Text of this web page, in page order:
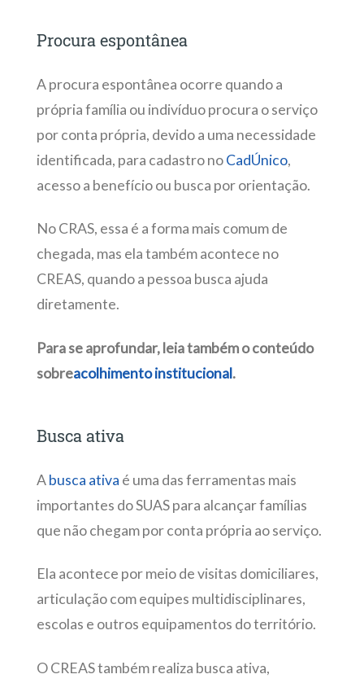
Procura espontânea
A procura espontânea ocorre quando a
própria família ou indivíduo procura o serviço
por conta própria, devido a uma necessidade
identificada, para cadastro noCadÚnico,
acesso a benefício ou busca por orientação.
No CRAS, essa é a forma mais comum de
chegada, mas ela também acontece no
CREAS, quando a pessoa busca ajuda
diretamente.
Para se aprofundar, leia também o conteúdo
sobreacolhimento institucional.
Busca ativa
Abusca ativa é uma das ferramentas mais
importantes do SUAS para alcançar famílias
que não chegam por conta própria ao serviço.
Ela acontece por meio de visitas domiciliares,
articulação com equipes multidisciplinares,
escolas e outros equipamentos do território.
O CREAS também realiza busca ativa,